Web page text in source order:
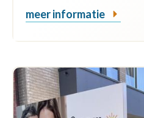
meer informatie